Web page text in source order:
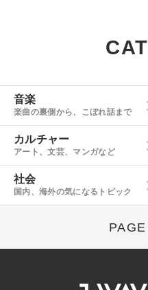
音楽
楽曲の裏側から、こぼれ話まで
カルチャー
アート、文芸、マンガなど
社会
国内、海外の気になるトピック